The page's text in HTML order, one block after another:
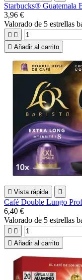
Starbucks® Guatemala
3,96 €
Valorado de 5 estrellas
 
 Añadir al carrito
 Vista rápida 
Café Double Lungo
6,40 €
Valorado de 5 estrellas
 
 Añadir al carrito